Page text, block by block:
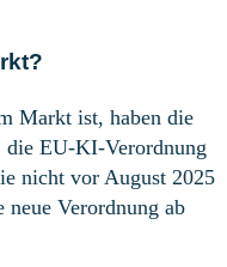
Markt ist, haben die
die EU-KI-Verordnung
nicht vor August 2025
neue Verordnung ab